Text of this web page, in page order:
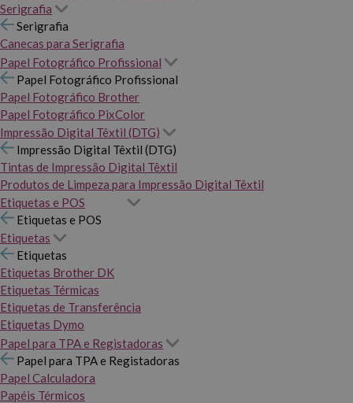
Serigrafia
Serigrafia
Canecas para Serigrafia
Papel Fotográfico Profissional
Papel Fotográfico Profissional
Papel Fotográfico Brother
Papel Fotográfico PixColor
Impressão Digital Têxtil (DTG)
Impressão Digital Têxtil (DTG)
Tintas de Impressão Digital Têxtil
Produtos de Limpeza para Impressão Digital Têxtil
Etiquetas e POS
Etiquetas e POS
Etiquetas
Etiquetas
Etiquetas Brother DK
Etiquetas Térmicas
Etiquetas de Transferência
Etiquetas Dymo
Papel para TPA e Registadoras
Papel para TPA e Registadoras
Papel Calculadora
Papéis Térmicos